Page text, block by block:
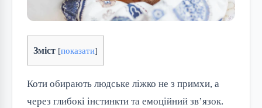
Зміст [показати]
Коти обирають людське ліжко не з примхи, а
через глибокі інстинкти та емоційний зв’язок.